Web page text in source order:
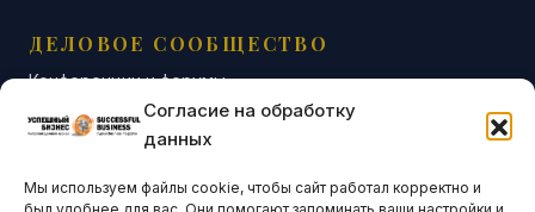
Согласие на обработку
данных
Мы используем файлы cookie, чтобы сайт работал корректно и
ДЕЛОВОЕ СООБЩЕСТВО
Конференции и форумы
Бизнес-клубы и ассоциации
Остальные новости